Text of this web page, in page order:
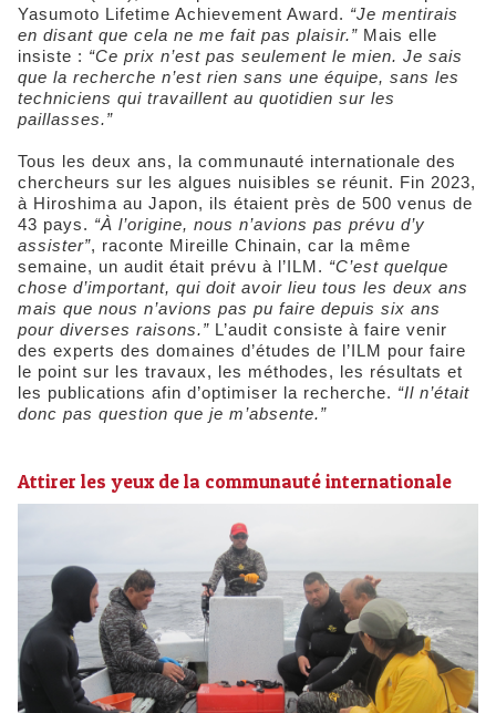
Yasumoto Lifetime Achievement Award. “Je mentirais
en disant que cela ne me fait pas plaisir.” Mais elle
insiste : “Ce prix n’est pas seulement le mien. Je sais
que la recherche n’est rien sans une équipe, sans les
techniciens qui travaillent au quotidien sur les
paillasses.”
Tous les deux ans, la communauté internationale des
chercheurs sur les algues nuisibles se réunit. Fin 2023,
à Hiroshima au Japon, ils étaient près de 500 venus de
43 pays. “À l’origine, nous n’avions pas prévu d’y
assister”, raconte Mireille Chinain, car la même
semaine, un audit était prévu à l’ILM. “C’est quelque
chose d’important, qui doit avoir lieu tous les deux ans
mais que nous n’avions pas pu faire depuis six ans
pour diverses raisons.” L’audit consiste à faire venir
des experts des domaines d’études de l’ILM pour faire
le point sur les travaux, les méthodes, les résultats et
les publications afin d’optimiser la recherche. “Il n’était
donc pas question que je m’absente.”
Attirer les yeux de la communauté internationale